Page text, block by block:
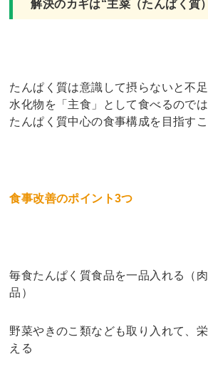
解決のカギは“主菜（たんぱく質
たんぱく質は意識して摂らないと不
水化物を「主食」として食べるので
たんぱく質中心の食事構成を目指すこ
食事改善のポイント3つ
毎食たんぱく質食品を一品入れる（
品）
野菜やきのこ類なども取り入れて、
える